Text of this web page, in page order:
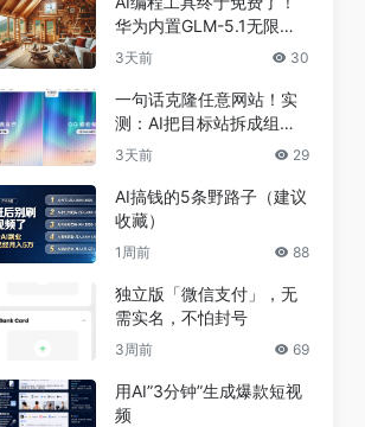
华为内置GLM-5.1无限
用，npm装完就能写代码
3天前 30
一句话克隆任意网站！实
测：AI把目标站拆成组
件，差异不到5%
3天前 29
AI搞钱的5条野路子（建议
收藏）
1周前 88
独立版「微信支付」，无
需实名，不怕封号
3周前 69
用AI”3分钟”生成爆款短视
频